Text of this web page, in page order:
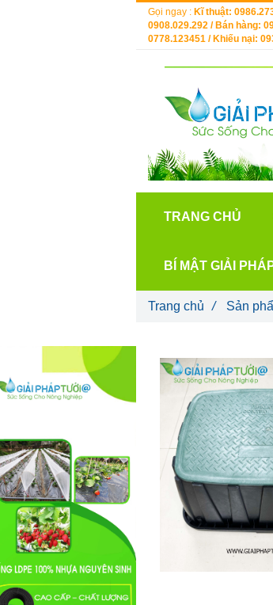
Trang chủ / Sản
Gọi ngay : Kĩ thuật:
0908.029.292 / Bán hàng:
0778.123451 / Khiếu nại:
TRANG CHỦ
BÍ MẬT GIẢI